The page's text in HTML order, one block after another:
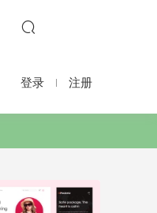
登录 注册